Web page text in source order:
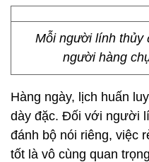
Mỗi người lính thủy
người hàng
Hàng ngày, lịch huấn
dày đặc. Đối với người
đánh bộ nói riêng, việc
tốt là vô cùng quan